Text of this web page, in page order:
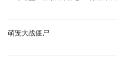
萌宠大战僵尸